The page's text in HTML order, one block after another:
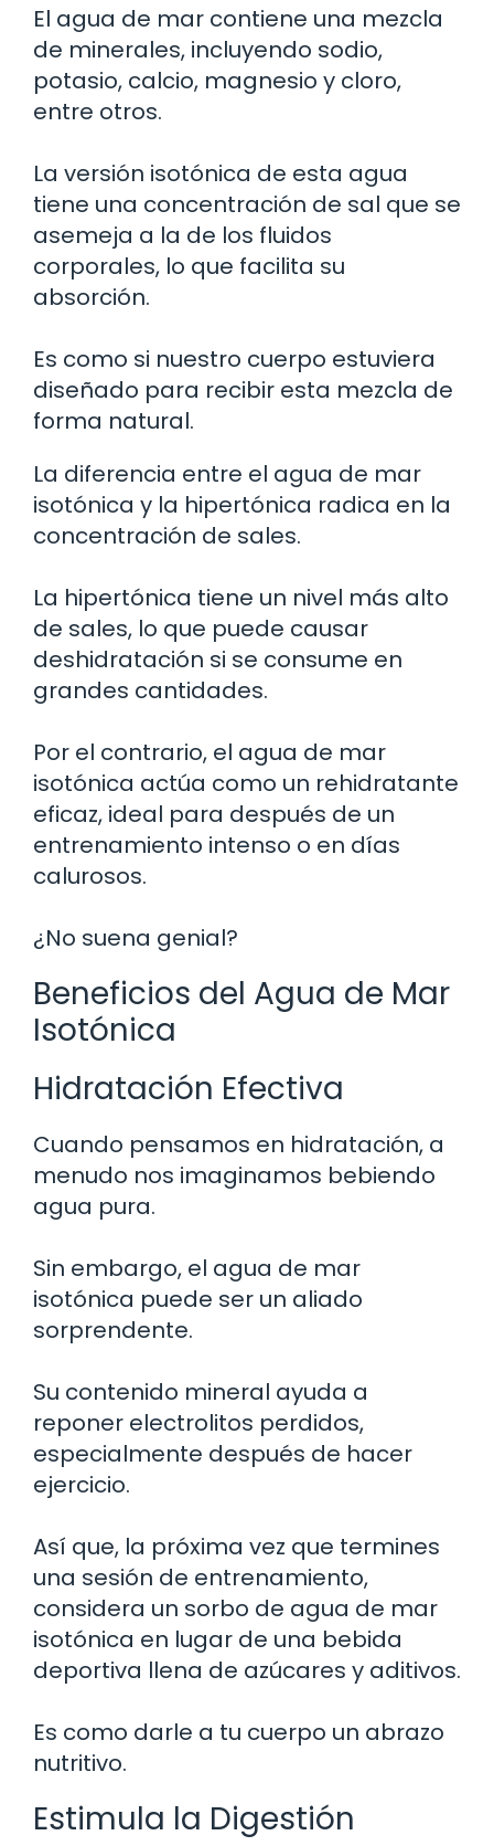
El agua de mar contiene una mezcla
de minerales, incluyendo sodio,
potasio, calcio, magnesio y cloro,
entre otros.
La versión isotónica de esta agua
tiene una concentración de sal que se
asemeja a la de los fluidos
corporales, lo que facilita su
absorción.
Es como si nuestro cuerpo estuviera
diseñado para recibir esta mezcla de
forma natural.
La diferencia entre el agua de mar
isotónica y la hipertónica radica en la
concentración de sales.
La hipertónica tiene un nivel más alto
de sales, lo que puede causar
deshidratación si se consume en
grandes cantidades.
Por el contrario, el agua de mar
isotónica actúa como un rehidratante
eficaz, ideal para después de un
entrenamiento intenso o en días
calurosos.
¿No suena genial?
Beneficios del Agua de Mar
Isotónica
Hidratación Efectiva
Cuando pensamos en hidratación, a
menudo nos imaginamos bebiendo
agua pura.
Sin embargo, el agua de mar
isotónica puede ser un aliado
sorprendente.
Su contenido mineral ayuda a
reponer electrolitos perdidos,
especialmente después de hacer
ejercicio.
Así que, la próxima vez que termines
una sesión de entrenamiento,
considera un sorbo de agua de mar
isotónica en lugar de una bebida
deportiva llena de azúcares y aditivos.
Es como darle a tu cuerpo un abrazo
nutritivo.
Estimula la Digestión